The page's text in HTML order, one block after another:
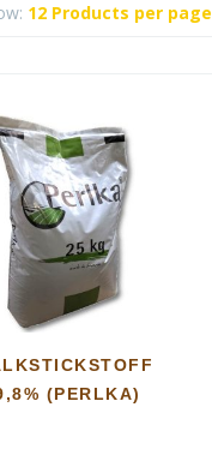
12 Products per page
(PERLKA)